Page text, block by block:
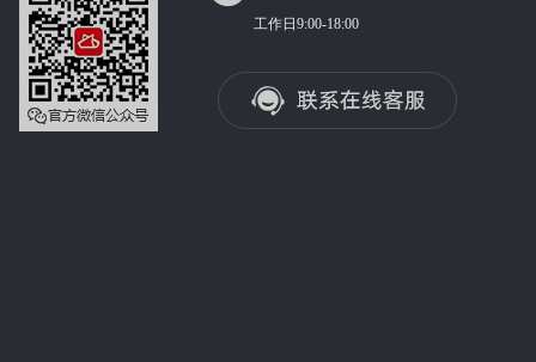
工作日9:00-18:00